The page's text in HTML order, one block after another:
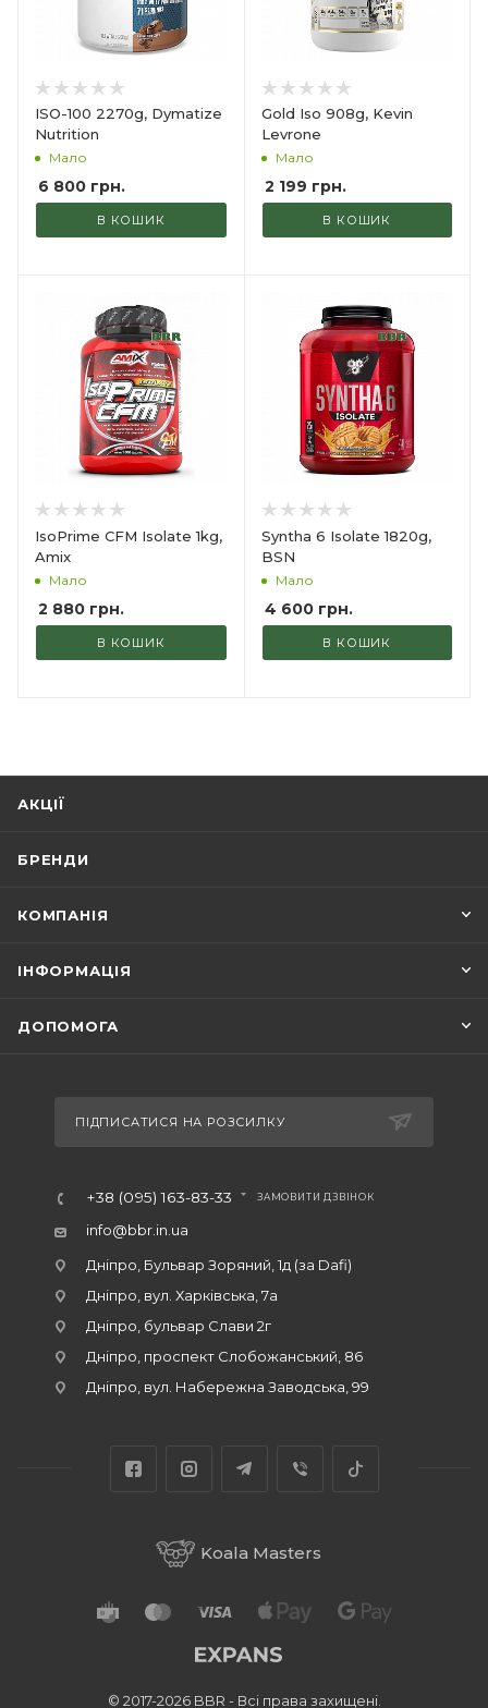
ISO-100 2270g, Dymatize
Nutrition
Мало
6 800 грн.
В КОШИК
Gold Iso 908g, Kevin
Levrone
Мало
2 199 грн.
В КОШИК
IsoPrime CFM Isolate 1kg,
Amix
Мало
2 880 грн.
В КОШИК
Syntha 6 Isolate 1820g,
BSN
Мало
4 600грн.
В КОШИК
АКЦІЇ
БРЕНДИ
КОМПАНІЯ
ІНФОРМАЦІЯ
ДОПОМОГА
ПІДПИСАТИСЯ НА РОЗСИЛКУ
+38 (095) 163-83-33 ЗАМОВИТИ ДЗВІНОК
info@bbr.in.ua
Дніпро, Бульвар Зоряний, 1д (за Dafi)
Дніпро, вул. Харківська, 7а
Дніпро, бульвар Слави 2г
Дніпро, проспект Слобожанський, 86
Дніпро, вул. Набережна Заводська, 99
Koala Masters
© 2017-2026 BBR - Всі права захищені.